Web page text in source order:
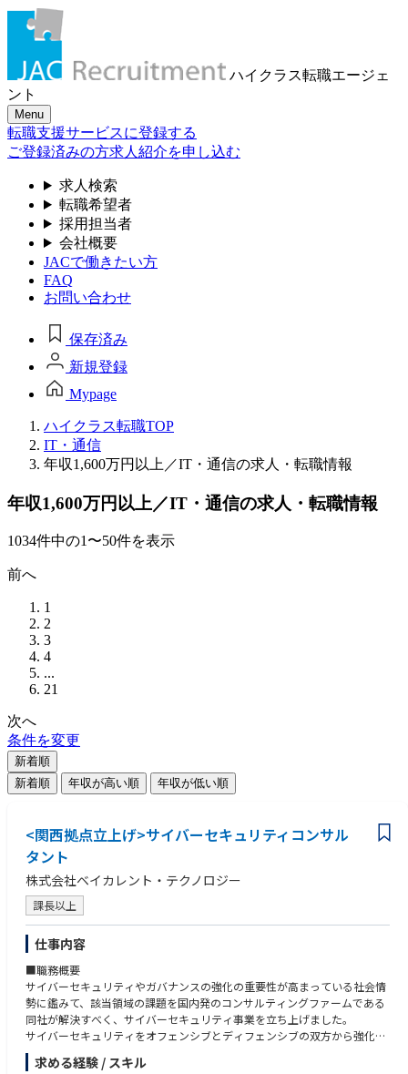
ハイクラス転職エージェ
ント
Menu
転職支援サービスに登録する
ご登録済みの方求人紹介を申し込む
求人検索
転職希望者
採用担当者
会社概要
JACで働きたい方
FAQ
お問い合わせ
保存済み
新規登録
Mypage
ハイクラス転職TOP
IT・通信
年収1,600万円以上／IT・通信の求人・転職情報
年収1,600万円以上／IT・通信の求人・転職情報
1034件中の1〜50件を表示
前へ
1
2
3
4
...
21
次へ
条件を変更
新着順
新着順
年収が高い順 年収が低い順
<関西拠点立上げ>サイバーセキュリティコンサル
タント
株式会社ベイカレント・テクノロジー
課長以上
仕事内容
■職務概要
サイバーセキュリティやガバナンスの強化の重要性が高まっている社会情
勢に鑑みて、該当領域の課題を国内発のコンサルティングファームである
同社が解決すべく、サイバーセキュリティ事業を立ち上げました。
サイバーセキュリティをオフェンシブとディフェンシブの双方から強化
し、あらゆる業界のリーディングカンパニーの成長に最も貢献するという
ミッションの実現を担っていただきます。
求める経験 / スキル